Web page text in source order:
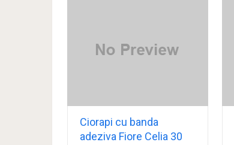
Ciorapi cu banda
adeziva Fiore Celia 30